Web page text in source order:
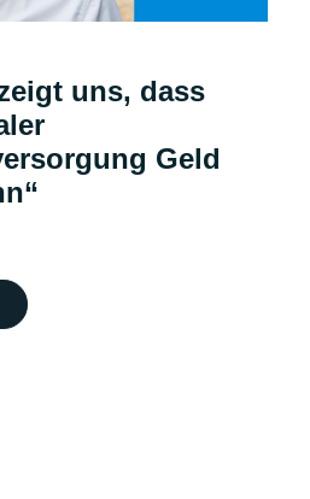
uns, dass
Geld